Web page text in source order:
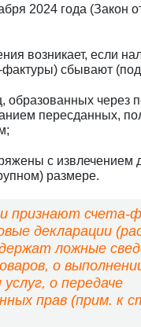
2024 года (Закон
возникает, если
фактуры) сбывают
образованных через
пересданных,
с извлечением
размере.
признают счета-
декларации
ложные
о
услуг, о передаче
прав (прим. к